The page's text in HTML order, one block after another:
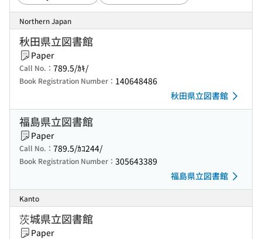
Northern Japan
秋田県立図書館
Paper
Call No.： 789.5/ｶｷ/
Book Registration Number： 140648486
秋田県立図書館
福島県立図書館
Paper
Call No.： 789.5/ｶｺ244/
Book Registration Number： 305643389
福島県立図書館
Kanto
茨城県立図書館
Paper